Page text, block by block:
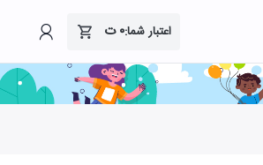
اعتبار شما:۰ت